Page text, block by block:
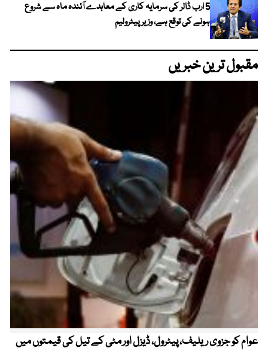
5 ارب ڈالر کی سرمایہ کاری کے معاہدے آئندہ ماہ سے شروع
ہونے کی توقع ہے، وزیر پیٹرولیم
مقبول ترین خبریں
عوام کو جزوی ریلیف، پیٹرول، ڈیزل اور مٹی کے تیل کی قیمتوں میں